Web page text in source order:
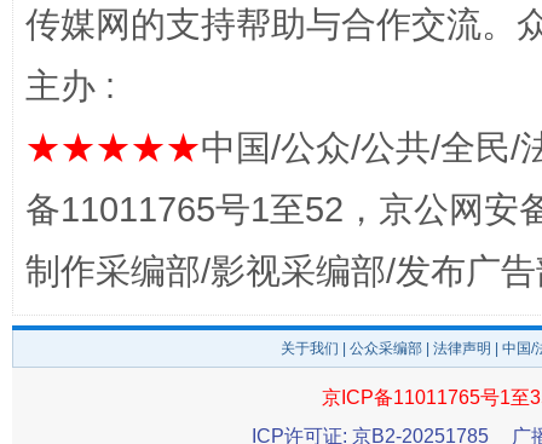
完善运行机制助力责任有效落实 一纸欠
东山县通报“牛蛙产品抗生素超标问题” 法
传媒网的支持帮助与合作交流。
主办 :
★★★★★中国/公众/公共/全民/
备11011765号1至52，京公网安
制作采编部/影视采编部/发布广
关于我们 公众采编部 法律声明 | 中国
京ICP备11011765号1至
ICP许可证: 京B2-20251785
广